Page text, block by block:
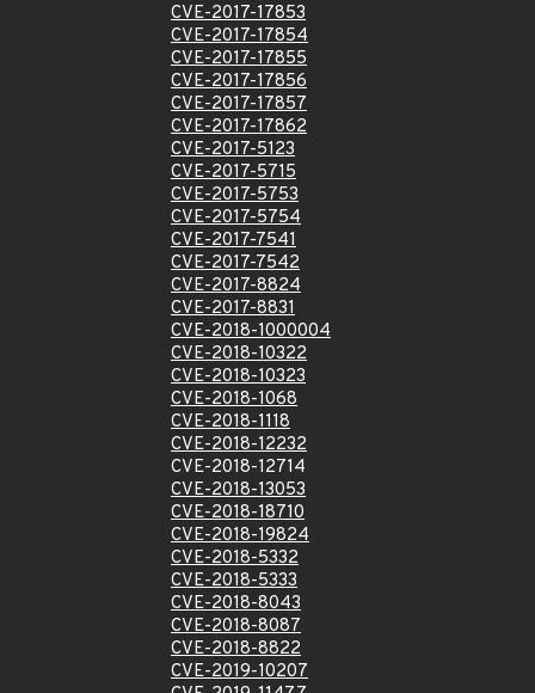
CVE-2017-17853
CVE-2017-17854
CVE-2017-17855
CVE-2017-17856
CVE-2017-17857
CVE-2017-17862
CVE-2017-5123
CVE-2017-5715
CVE-2017-5753
CVE-2017-5754
CVE-2017-7541
CVE-2017-7542
CVE-2017-8824
CVE-2017-8831
CVE-2018-1000004
CVE-2018-10322
CVE-2018-10323
CVE-2018-1068
CVE-2018-1118
CVE-2018-12232
CVE-2018-12714
CVE-2018-13053
CVE-2018-18710
CVE-2018-19824
CVE-2018-5332
CVE-2018-5333
CVE-2018-8043
CVE-2018-8087
CVE-2018-8822
CVE-2019-10207